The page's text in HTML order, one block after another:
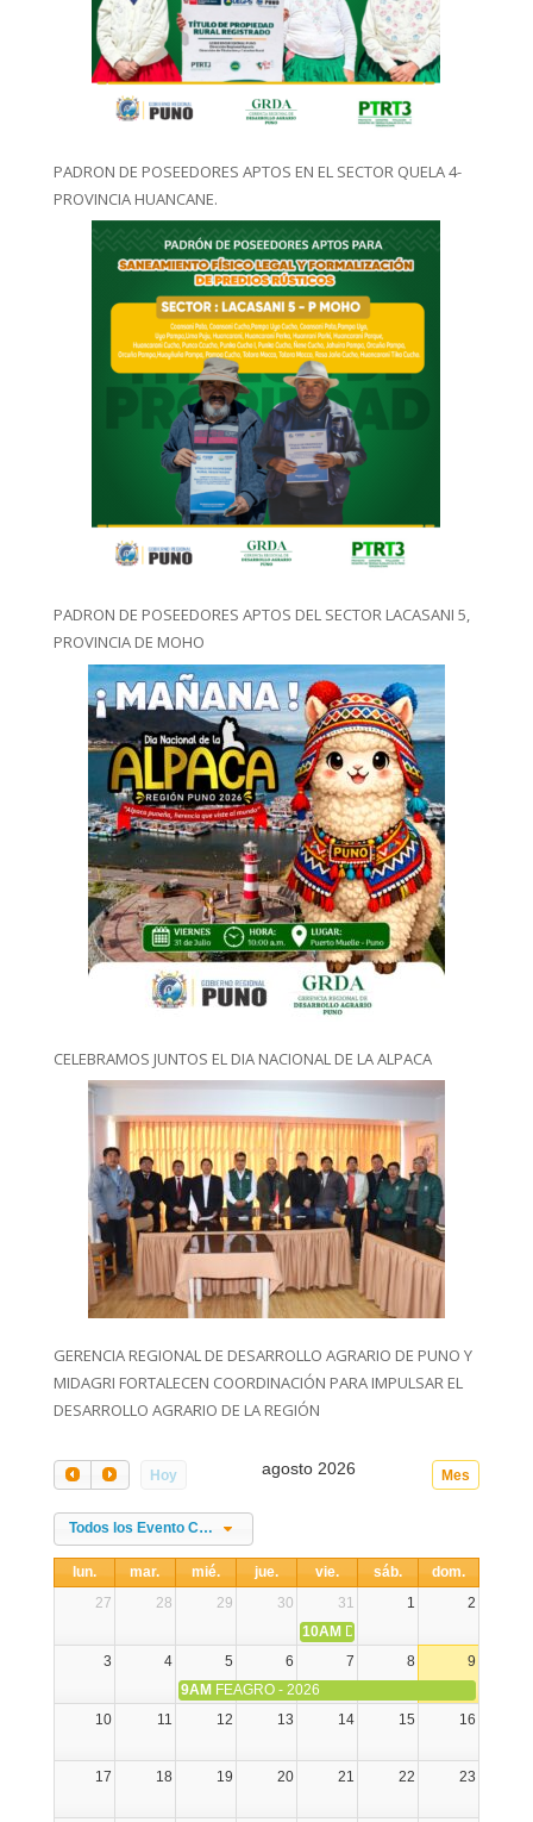
PADRON DE POSEEDORES APTOS EN EL SECTOR QUELA 4-
PROVINCIA HUANCANE.
PADRON DE POSEEDORES APTOS DEL SECTOR LACASANI 5,
PROVINCIA DE MOHO
CELEBRAMOS JUNTOS EL DIA NACIONAL DE LA ALPACA
GERENCIA REGIONAL DE DESARROLLO AGRARIO DE PUNO Y
MIDAGRI FORTALECEN COORDINACIÓN PARA IMPULSAR EL
DESARROLLO AGRARIO DE LA REGIÓN
Hoy Mes
agosto 2026
Todos los Evento Categories
lun. mar. mié. jue. vie. sáb.
dom.
27
28 29 30 31 1
2
10AM DIA NACIONAL DE LA
3
4 5 6 7 8
9
9AM FEAGRO - 2026
10
11 12 13 14 15 16
17 18 19 20 21 22 23